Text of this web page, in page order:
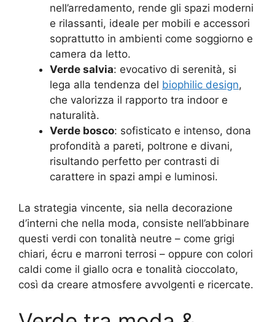
nell’arredamento, rende gli spazi moderni
e rilassanti, ideale per mobili e accessori
soprattutto in ambienti come soggiorno e
camera da letto.
Verde salvia: evocativo di serenità, si
lega alla tendenza del biophilic design,
che valorizza il rapporto tra indoor e
naturalità.
Verde bosco: sofisticato e intenso, dona
profondità a pareti, poltrone e divani,
risultando perfetto per contrasti di
carattere in spazi ampi e luminosi.
La strategia vincente, sia nella decorazione
d’interni che nella moda, consiste nell’abbinare
questi verdi con tonalità neutre – come grigi
chiari, écru e marroni terrosi – oppure con colori
caldi come il giallo ocra e tonalità cioccolato,
così da creare atmosfere avvolgenti e ricercate.